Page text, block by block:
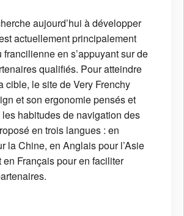
aujourd’hui à développer
actuellement principalement
en s’appuyant sur de
qualifiés. Pour atteindre
cible, le site de Very Frenchy
et son ergonomie pensés et
habitudes de navigation des
en trois langues : en
la Chine, en Anglais pour l’Asie
en Français pour en faciliter